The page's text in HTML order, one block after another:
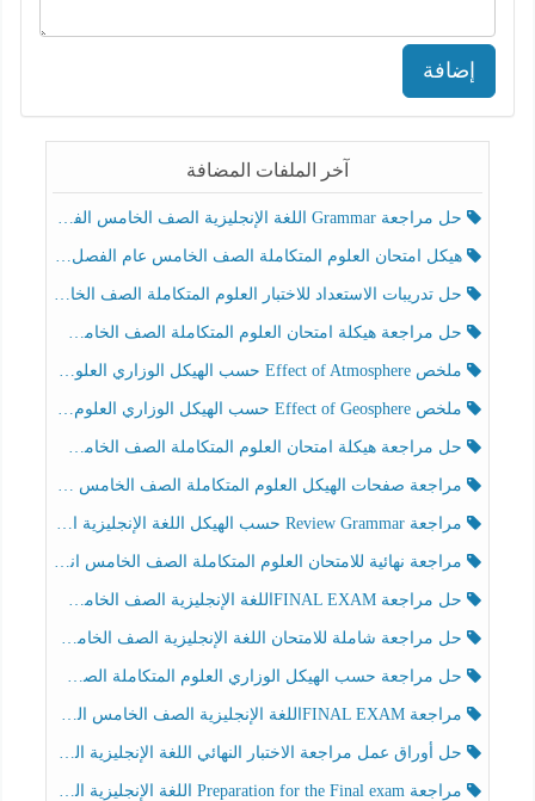
إضافة
آخر الملفات المضافة
حل مراجعة Grammar اللغة الإنجليزية الصف الخامس الفصل الثالث
هيكل امتحان العلوم المتكاملة الصف الخامس عام الفصل الدراسي الثالث 2025-2026
حل تدريبات الاستعداد للاختبار العلوم المتكاملة الصف الخامس عام الفصل الثالث
حل مراجعة هيكلة امتحان العلوم المتكاملة الصف الخامس انسبير الفصل الثالث
ملخص Effect of Atmosphere حسب الهيكل الوزاري العلوم المتكاملة الصف الخامس انسبير الفصل الثالث
ملخص Effect of Geosphere حسب الهيكل الوزاري العلوم المتكاملة الصف الخامس انسبير الفصل الثالث
حل مراجعة هيكلة امتحان العلوم المتكاملة الصف الخامس عام الفصل الثالث
مراجعة صفحات الهيكل العلوم المتكاملة الصف الخامس انسبير الفصل الثالث
مراجعة Review Grammar حسب الهيكل اللغة الإنجليزية الصف الخامس الفصل الثالث
مراجعة نهائية للامتحان العلوم المتكاملة الصف الخامس انسبير الفصل الثالث
حل مراجعة FINAL EXAMاللغة الإنجليزية الصف الخامس الفصل الثالث
حل مراجعة شاملة للامتحان اللغة الإنجليزية الصف الخامس الفصل الثالث
حل مراجعة حسب الهيكل الوزاري العلوم المتكاملة الصف الخامس عام الفصل الثالث
مراجعة FINAL EXAMاللغة الإنجليزية الصف الخامس الفصل الثالث
حل أوراق عمل مراجعة الاختبار النهائي اللغة الإنجليزية الصف الرابع الفصل الثالث
مراجعة Preparation for the Final exam اللغة الإنجليزية الصف الرابع الفصل الثالث